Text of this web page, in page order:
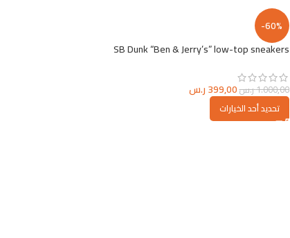
-60%
SB Dunk “Ben & Jerry’s” low-top sneakers
1.000,00ر.س399,00ر.س
تحديد أحد الخيارات